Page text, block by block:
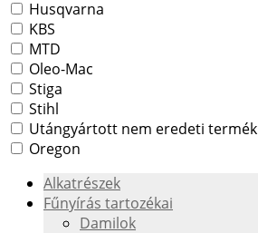
Husqvarna
KBS
MTD
Oleo-Mac
Stiga
Stihl
Utángyártott nem eredeti termék
Oregon
Alkatrészek
Fűnyírás tartozékai
Damilok